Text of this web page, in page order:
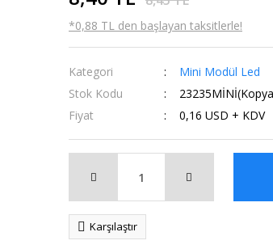
*0,88 TL den başlayan taksitlerle!
Kategori
Mini Modül Led
Stok Kodu
Fiyat
0,16 USD + KDV
Karşılaştır